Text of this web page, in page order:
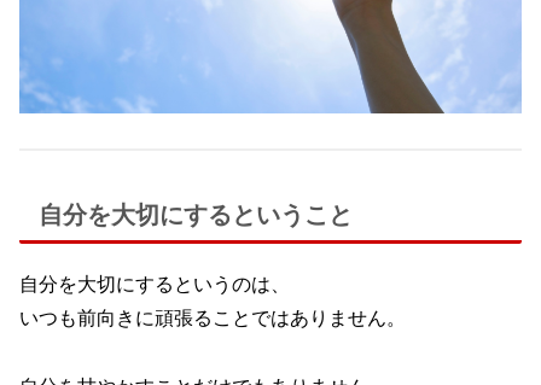
自分を大切にするということ
自分を大切にするというのは、
いつも前向きに頑張ることではありません。